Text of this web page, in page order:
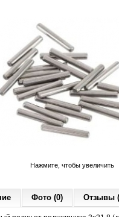
Нажмите, чтобы увеличить
Фото (0) Отзывы